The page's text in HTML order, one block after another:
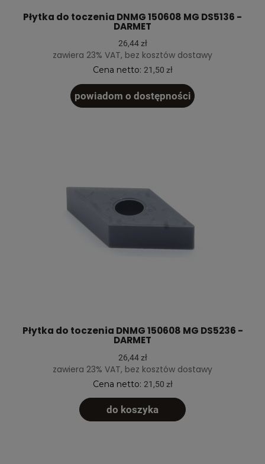
Płytka do toczenia DNMG 150608 MG DS5136 -
DARMET
26,44 zł
zawiera 23% VAT, bez kosztów dostawy
Cena netto: 21,50 zł
powiadom o dostępności
Płytka do toczenia DNMG 150608 MG DS5236 -
DARMET
26,44 zł
zawiera 23% VAT, bez kosztów dostawy
Cena netto: 21,50 zł
do koszyka